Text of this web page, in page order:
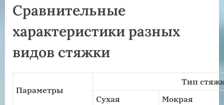
Сравнительные
характеристики разных
видов стяжки
Параметры
Тип
Сухая
Мокрая